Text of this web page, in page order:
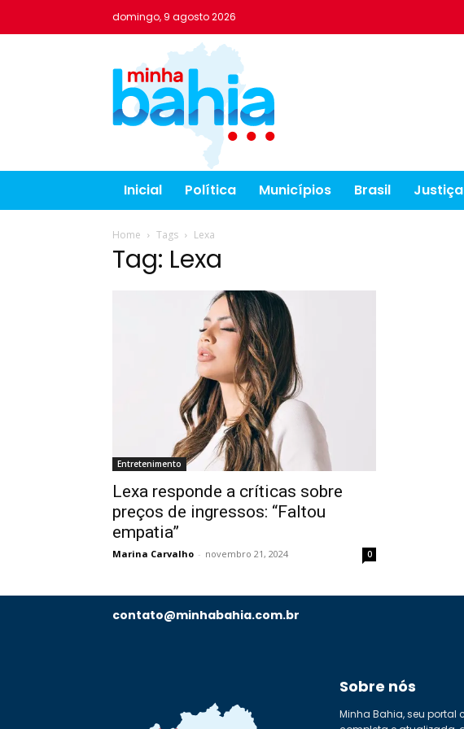
domingo, 9 agosto 2026
Inicial Política Municípios Brasil Justiça
Home Tags Lexa
Tag: Lexa
Entretenimento
Lexa responde a críticas sobre
preços de ingressos: “Faltou
empatia”
Marina Carvalho - novembro 21, 2024 0
contato@minhabahia.com.br
Sobre nós
Minha Bahia, seu portal